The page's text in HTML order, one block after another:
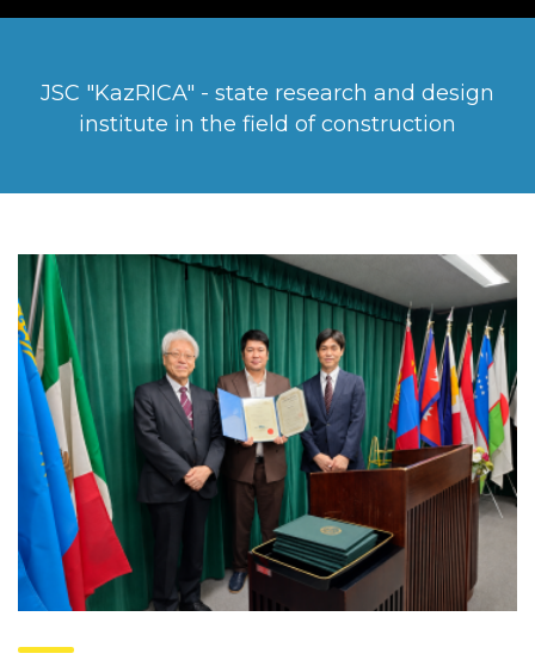
JSC "KazRICA" - state research and design
institute in the field of construction